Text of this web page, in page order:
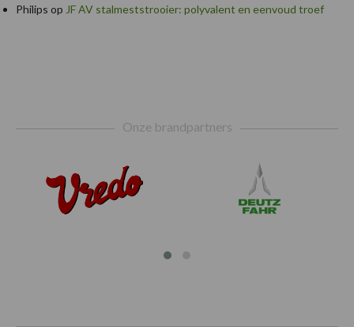
Philips op JF AV stalmeststrooier: polyvalent en eenvoud troef
Onze brandpartners